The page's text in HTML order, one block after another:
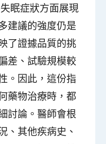
眠症狀方面展現
建議的強度仍是
了證據品質的挑
差、試驗規模較
。因此，這份指
藥物治療時，都
討論。醫師會根
、其他疾病史、